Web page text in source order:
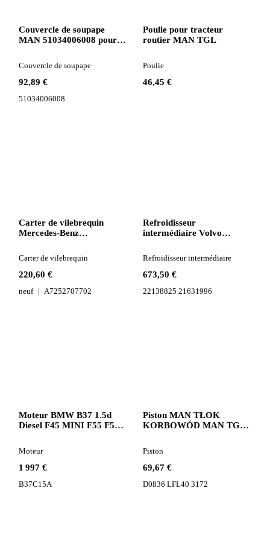
Couvercle de soupape
MAN 51034006008 pour
92,89 €
Couvercle de soupape
51034006008
Poulie pour tracteur
routier MAN TGL
46,45 €
Poulie
Carter de vilebrequin
Mercedes-Benz
automobile Mercedes-Benz
w205 w212
220,60 €
Carter de vilebrequin
neuf A7252707702
Refroidisseur
intermédiaire Volvo
FH4 22138825 pour
tracteur routier
673,50 €
Refroidisseur intermédiaire
22138825 21631996
Moteur BMW B37 1.5d
Diesel F45 MINI F55 F56
automobile
1 997 €
Moteur
B37C15A
Piston MAN TŁOK
KORBOWÓD MAN TGL
LFL40 3172 pour tracteur
routier
69,67 €
Piston
D0836 LFL40 3172